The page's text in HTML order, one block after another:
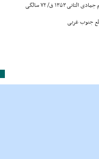
جنوب غربی